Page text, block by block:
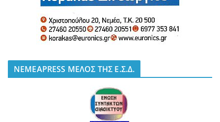
NEMEAPRESS ΜΕΛΟΣ ΤΗΣ Ε.Σ.Δ.